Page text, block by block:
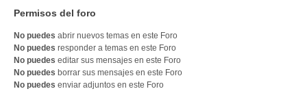
Permisos del foro
No puedes abrir nuevos temas en este Foro
No puedes responder a temas en este Foro
No puedes editar sus mensajes en este Foro
No puedes borrar sus mensajes en este Foro
No puedes enviar adjuntos en este Foro